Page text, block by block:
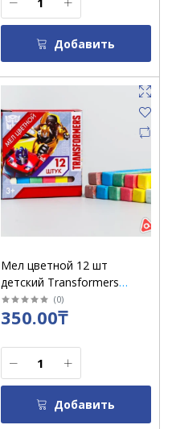
Добавить
Мел цветной 12 шт
детский Transformers
/1746
(0)
350.00₸
Добавить